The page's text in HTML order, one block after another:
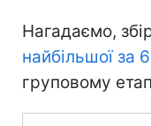
Нагадаємо,
найбільшої за
груповому